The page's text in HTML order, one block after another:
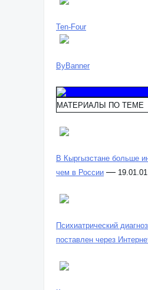
Ten-Four
ByBanner
МАТЕРИАЛЫ ПО ТЕМЕ
В Кыргызстане больше
чем в России — 19.01.01
Психиатрический
поставлен через